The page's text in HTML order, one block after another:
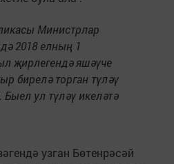
Министрлар
2018 елның 1
җирлегендә яшәүче
бирелә торган түләү
Быел ул түләү икеләтә
узган Бөтенрәсәй